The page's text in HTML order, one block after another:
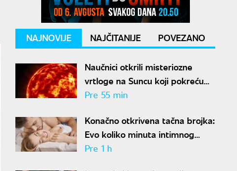
NAJNOVIJE NAJČITANIJE POVEZANO
Naučnici otkrili misteriozne
vrtloge na Suncu koji pokreću
solarne baklje
Pre 55 min
Konačno otkrivena tačna brojka:
Evo koliko minuta intimnog
odnosa je ženi potrebno da bi
Pre 1 h